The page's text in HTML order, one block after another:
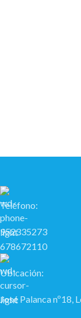
Teléfono:
952335273
678672110
Ubicación:
José Palanca nº18,